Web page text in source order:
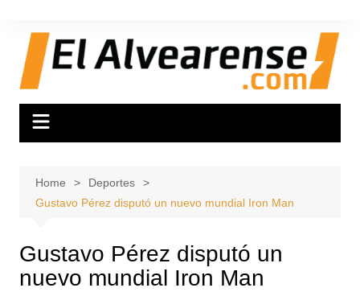
content
Home
Deportes
Gustavo Pérez disputó un nuevo mundial Iron Man
Gustavo Pérez disputó un
nuevo mundial Iron Man